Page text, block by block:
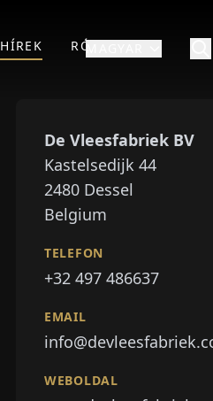
HÍREK RÓLUNK
De Vleesfabriek BV
Kastelsedijk 44
2480 Dessel
Belgium
TELEFON
+32 497 486637
EMAIL
WEBOLDAL